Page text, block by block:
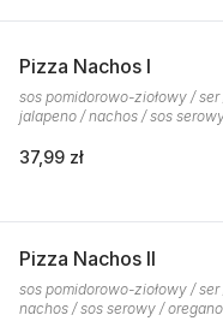
Pizza Nachos I
sos pomidorowo-ziołowy /
jalapeno / nachos / sos
37,99 zł
Pizza Nachos II
sos pomidorowo-ziołowy /
nachos / sos serowy / oregano